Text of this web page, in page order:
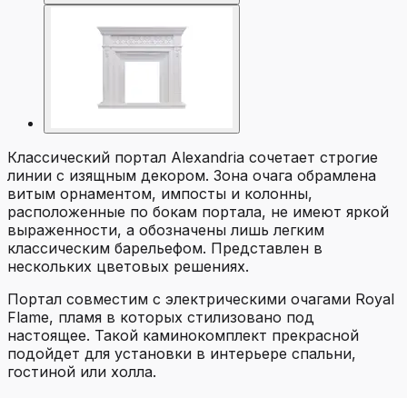
Классический портал Alexandria сочетает строгие
линии с изящным декором. Зона очага обрамлена
витым орнаментом, импосты и колонны,
расположенные по бокам портала, не имеют яркой
выраженности, а обозначены лишь легким
классическим барельефом. Представлен в
нескольких цветовых решениях.
Портал совместим с электрическими очагами Royal
Flame, пламя в которых стилизовано под
настоящее. Такой каминокомплект прекрасной
подойдет для установки в интерьере спальни,
гостиной или холла.